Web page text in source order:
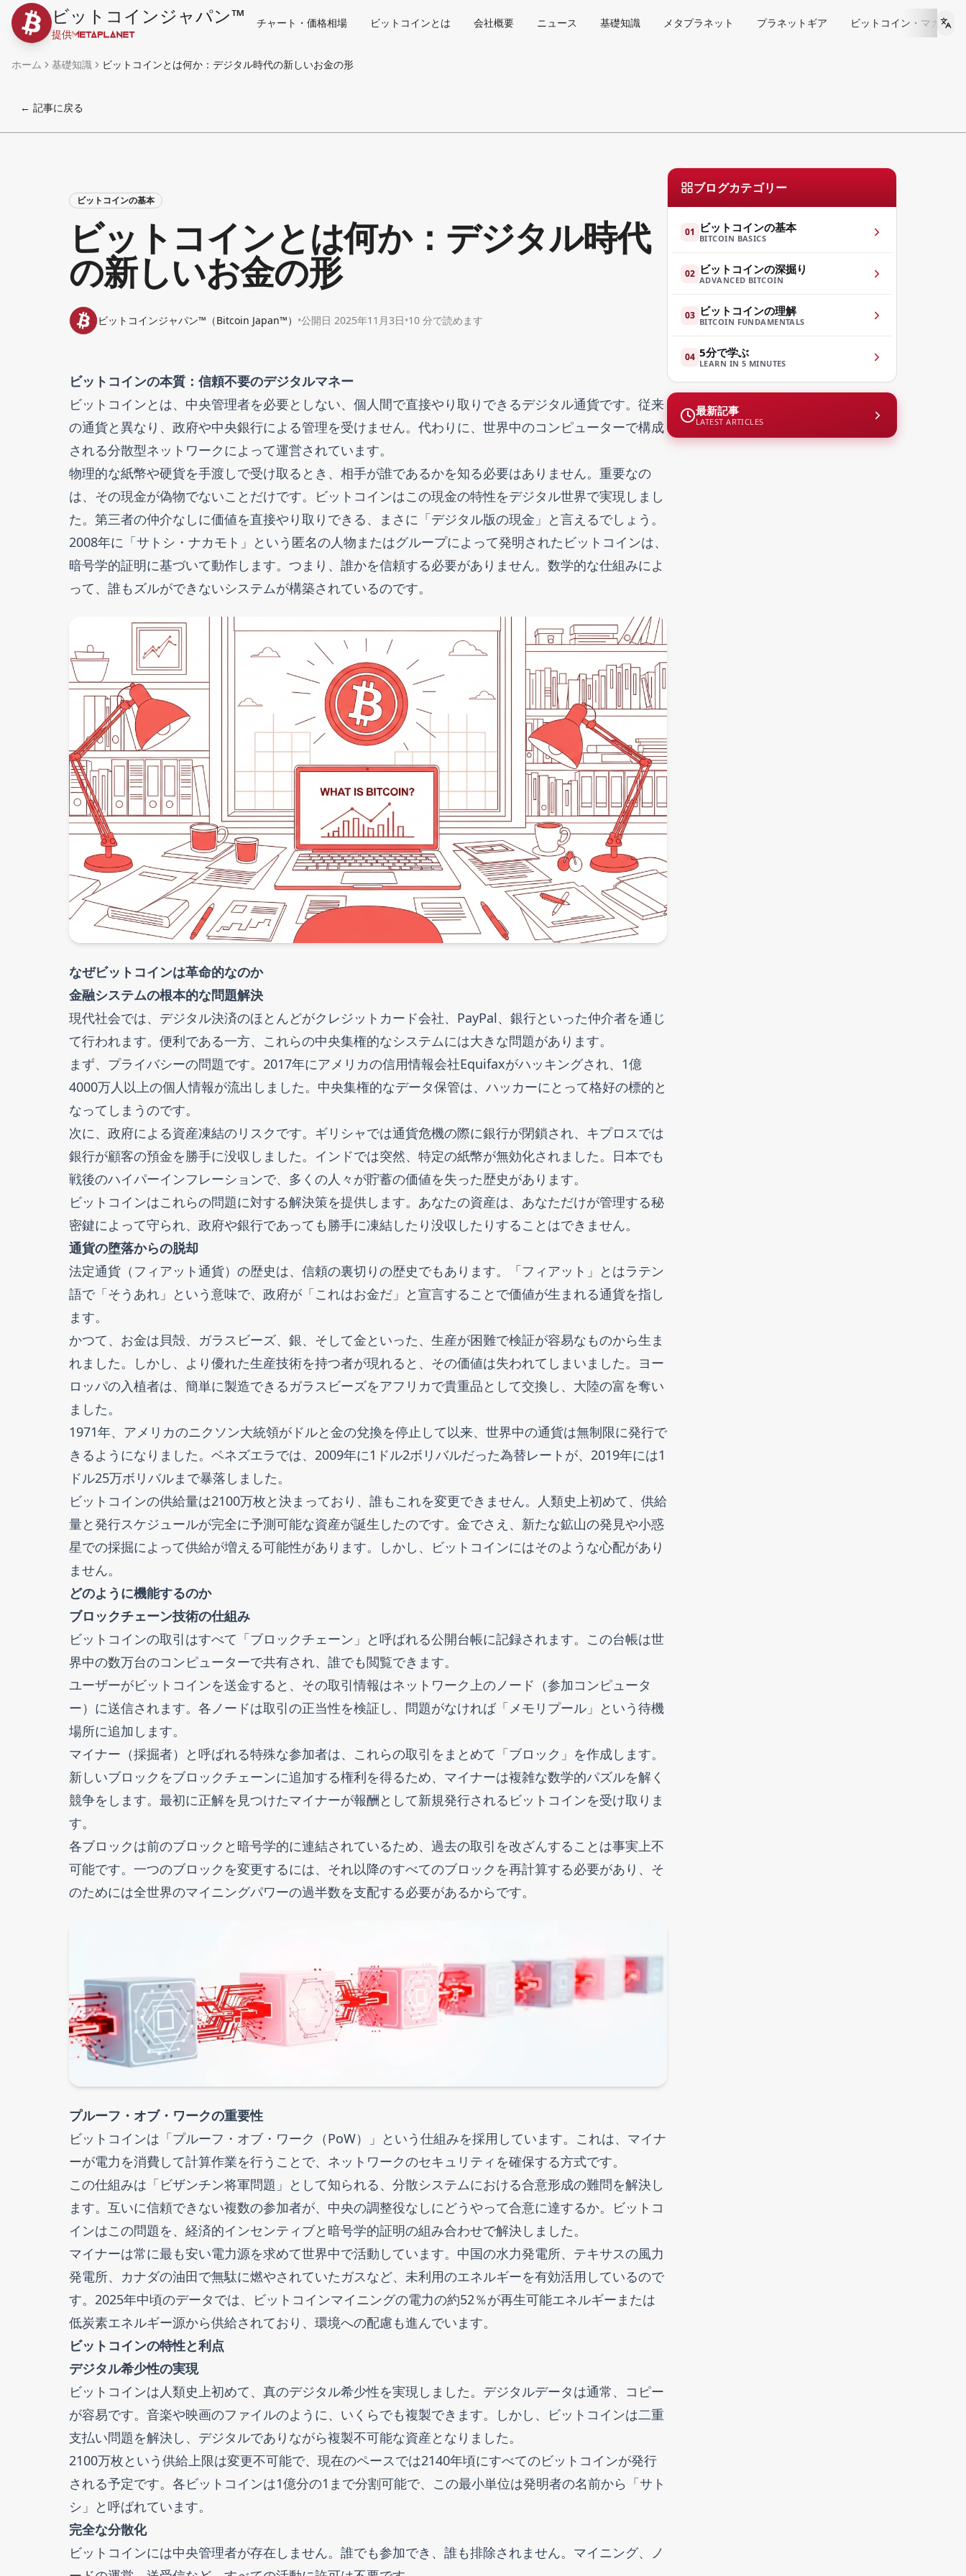
ビットコインジャパン™
提供
チャート・価格相場 ビットコインとは 会社概要 ニュース 基礎知識 メタプラネット プラネットギア ビットコイン・マガジン
ホーム 基礎知識 ビットコインとは何か：デジタル時代の新しいお金の形
← 記事に戻る
ビットコインの基本
ビットコインとは何か：デジタル時代
の新しいお金の形
ビットコインジャパン™（Bitcoin Japan™） •公開日 2025年11月3日•10 分で読めます
ビットコインの本質：信頼不要のデジタルマネー
ビットコインとは、中央管理者を必要としない、個人間で直接やり取りできるデジタル通貨です。従来
の通貨と異なり、政府や中央銀行による管理を受けません。代わりに、世界中のコンピューターで構成
される分散型ネットワークによって運営されています。
物理的な紙幣や硬貨を手渡しで受け取るとき、相手が誰であるかを知る必要はありません。重要なの
は、その現金が偽物でないことだけです。ビットコインはこの現金の特性をデジタル世界で実現しまし
た。第三者の仲介なしに価値を直接やり取りできる、まさに「デジタル版の現金」と言えるでしょう。
2008年に「サトシ・ナカモト」という匿名の人物またはグループによって発明されたビットコインは、
暗号学的証明に基づいて動作します。つまり、誰かを信頼する必要がありません。数学的な仕組みによ
って、誰もズルができないシステムが構築されているのです。
なぜビットコインは革命的なのか
金融システムの根本的な問題解決
現代社会では、デジタル決済のほとんどがクレジットカード会社、PayPal、銀行といった仲介者を通じ
て行われます。便利である一方、これらの中央集権的なシステムには大きな問題があります。
まず、プライバシーの問題です。2017年にアメリカの信用情報会社Equifaxがハッキングされ、1億
4000万人以上の個人情報が流出しました。中央集権的なデータ保管は、ハッカーにとって格好の標的と
なってしまうのです。
次に、政府による資産凍結のリスクです。ギリシャでは通貨危機の際に銀行が閉鎖され、キプロスでは
銀行が顧客の預金を勝手に没収しました。インドでは突然、特定の紙幣が無効化されました。日本でも
戦後のハイパーインフレーションで、多くの人々が貯蓄の価値を失った歴史があります。
ビットコインはこれらの問題に対する解決策を提供します。あなたの資産は、あなただけが管理する秘
密鍵によって守られ、政府や銀行であっても勝手に凍結したり没収したりすることはできません。
通貨の堕落からの脱却
法定通貨（フィアット通貨）の歴史は、信頼の裏切りの歴史でもあります。「フィアット」とはラテン
語で「そうあれ」という意味で、政府が「これはお金だ」と宣言することで価値が生まれる通貨を指し
ます。
かつて、お金は貝殻、ガラスビーズ、銀、そして金といった、生産が困難で検証が容易なものから生ま
れました。しかし、より優れた生産技術を持つ者が現れると、その価値は失われてしまいました。ヨー
ロッパの入植者は、簡単に製造できるガラスビーズをアフリカで貴重品として交換し、大陸の富を奪い
ました。
1971年、アメリカのニクソン大統領がドルと金の兌換を停止して以来、世界中の通貨は無制限に発行で
きるようになりました。ベネズエラでは、2009年に1ドル2ボリバルだった為替レートが、2019年には1
ドル25万ボリバルまで暴落しました。
ビットコインの供給量は2100万枚と決まっており、誰もこれを変更できません。人類史上初めて、供給
量と発行スケジュールが完全に予測可能な資産が誕生したのです。金でさえ、新たな鉱山の発見や小惑
星での採掘によって供給が増える可能性があります。しかし、ビットコインにはそのような心配があり
ません。
どのように機能するのか
ブロックチェーン技術の仕組み
ビットコインの取引はすべて「ブロックチェーン」と呼ばれる公開台帳に記録されます。この台帳は世
界中の数万台のコンピューターで共有され、誰でも閲覧できます。
ユーザーがビットコインを送金すると、その取引情報はネットワーク上のノード（参加コンピュータ
ー）に送信されます。各ノードは取引の正当性を検証し、問題がなければ「メモリプール」という待機
場所に追加します。
マイナー（採掘者）と呼ばれる特殊な参加者は、これらの取引をまとめて「ブロック」を作成します。
新しいブロックをブロックチェーンに追加する権利を得るため、マイナーは複雑な数学的パズルを解く
競争をします。最初に正解を見つけたマイナーが報酬として新規発行されるビットコインを受け取りま
す。
各ブロックは前のブロックと暗号学的に連結されているため、過去の取引を改ざんすることは事実上不
可能です。一つのブロックを変更するには、それ以降のすべてのブロックを再計算する必要があり、そ
のためには全世界のマイニングパワーの過半数を支配する必要があるからです。
プルーフ・オブ・ワークの重要性
ビットコインは「プルーフ・オブ・ワーク（PoW）」という仕組みを採用しています。これは、マイナ
ーが電力を消費して計算作業を行うことで、ネットワークのセキュリティを確保する方式です。
この仕組みは「ビザンチン将軍問題」として知られる、分散システムにおける合意形成の難問を解決し
ます。互いに信頼できない複数の参加者が、中央の調整役なしにどうやって合意に達するか。ビットコ
インはこの問題を、経済的インセンティブと暗号学的証明の組み合わせで解決しました。
マイナーは常に最も安い電力源を求めて世界中で活動しています。中国の水力発電所、テキサスの風力
発電所、カナダの油田で無駄に燃やされていたガスなど、未利用のエネルギーを有効活用しているので
す。2025年中頃のデータでは、ビットコインマイニングの電力の約52％が再生可能エネルギーまたは
低炭素エネルギー源から供給されており、環境への配慮も進んでいます。
ビットコインの特性と利点
デジタル希少性の実現
ビットコインは人類史上初めて、真のデジタル希少性を実現しました。デジタルデータは通常、コピー
が容易です。音楽や映画のファイルのように、いくらでも複製できます。しかし、ビットコインは二重
支払い問題を解決し、デジタルでありながら複製不可能な資産となりました。
2100万枚という供給上限は変更不可能で、現在のペースでは2140年頃にすべてのビットコインが発行
される予定です。各ビットコインは1億分の1まで分割可能で、この最小単位は発明者の名前から「サト
シ」と呼ばれています。
完全な分散化
ビットコインには中央管理者が存在しません。誰でも参加でき、誰も排除されません。マイニング、ノ
ブログカテゴリー
01 ビットコインの基本
BITCOIN BASICS
02 ビットコインの深掘り
ADVANCED BITCOIN
03 ビットコインの理解
BITCOIN FUNDAMENTALS
04 5分で学ぶ
LEARN IN 5 MINUTES
最新記事
LATEST ARTICLES